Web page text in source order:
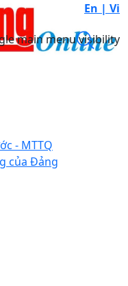
En | Vi
main menu visibility
- MTTQ
của Đảng